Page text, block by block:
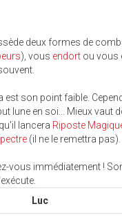
deux formes de
), vous endort ou vous
est son point faible.
lune en soi... Mieux vaut
lancera Riposte
(il ne le remettra pas).
vous immédiatement !
Luc